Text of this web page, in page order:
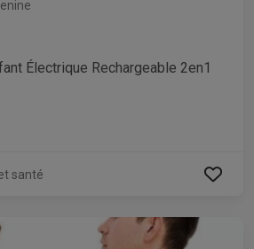
Électrique Rechargeable 2en1
santé